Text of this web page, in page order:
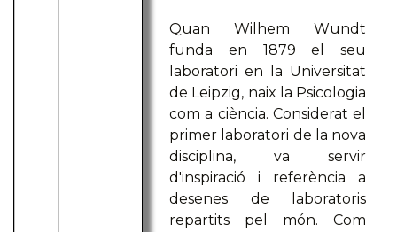
Quan Wilhem Wundt
funda en 1879 el seu
laboratori en la Universitat
de Leipzig, naix la Psicologia
com a ciència. Considerat el
primer laboratori de la nova
disciplina, va servir
d'inspiració i referència a
desenes de laboratoris
repartits pel món. Com